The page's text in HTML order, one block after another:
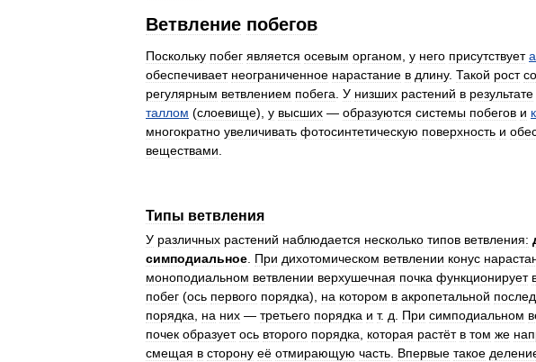
Ветвление побегов
Поскольку побег является осевым органом у него присутствует
обеспечивает неограниченное нарастание в длину. Такой рост
регулярным ветвлением побега У низших растений в результате
таллом (слоевище), у высших — образуются системы побегов и
многократно увеличивать фотосинтетическую поверхность и
веществами
Типы ветвления
У различных растений наблюдается несколько типов ветвления:
симподиальное При дихотомическом ветвлении конус
моноподиальном ветвлении верхушечная почка функционирует
побег (ось первого порядка), на котором в акропетальной
порядка
на них — третьего порядка и т. д При симподиальном
почек образует ось второго порядка которая растёт в том же
смещая в сторону её отмирающую часть Впервые такое